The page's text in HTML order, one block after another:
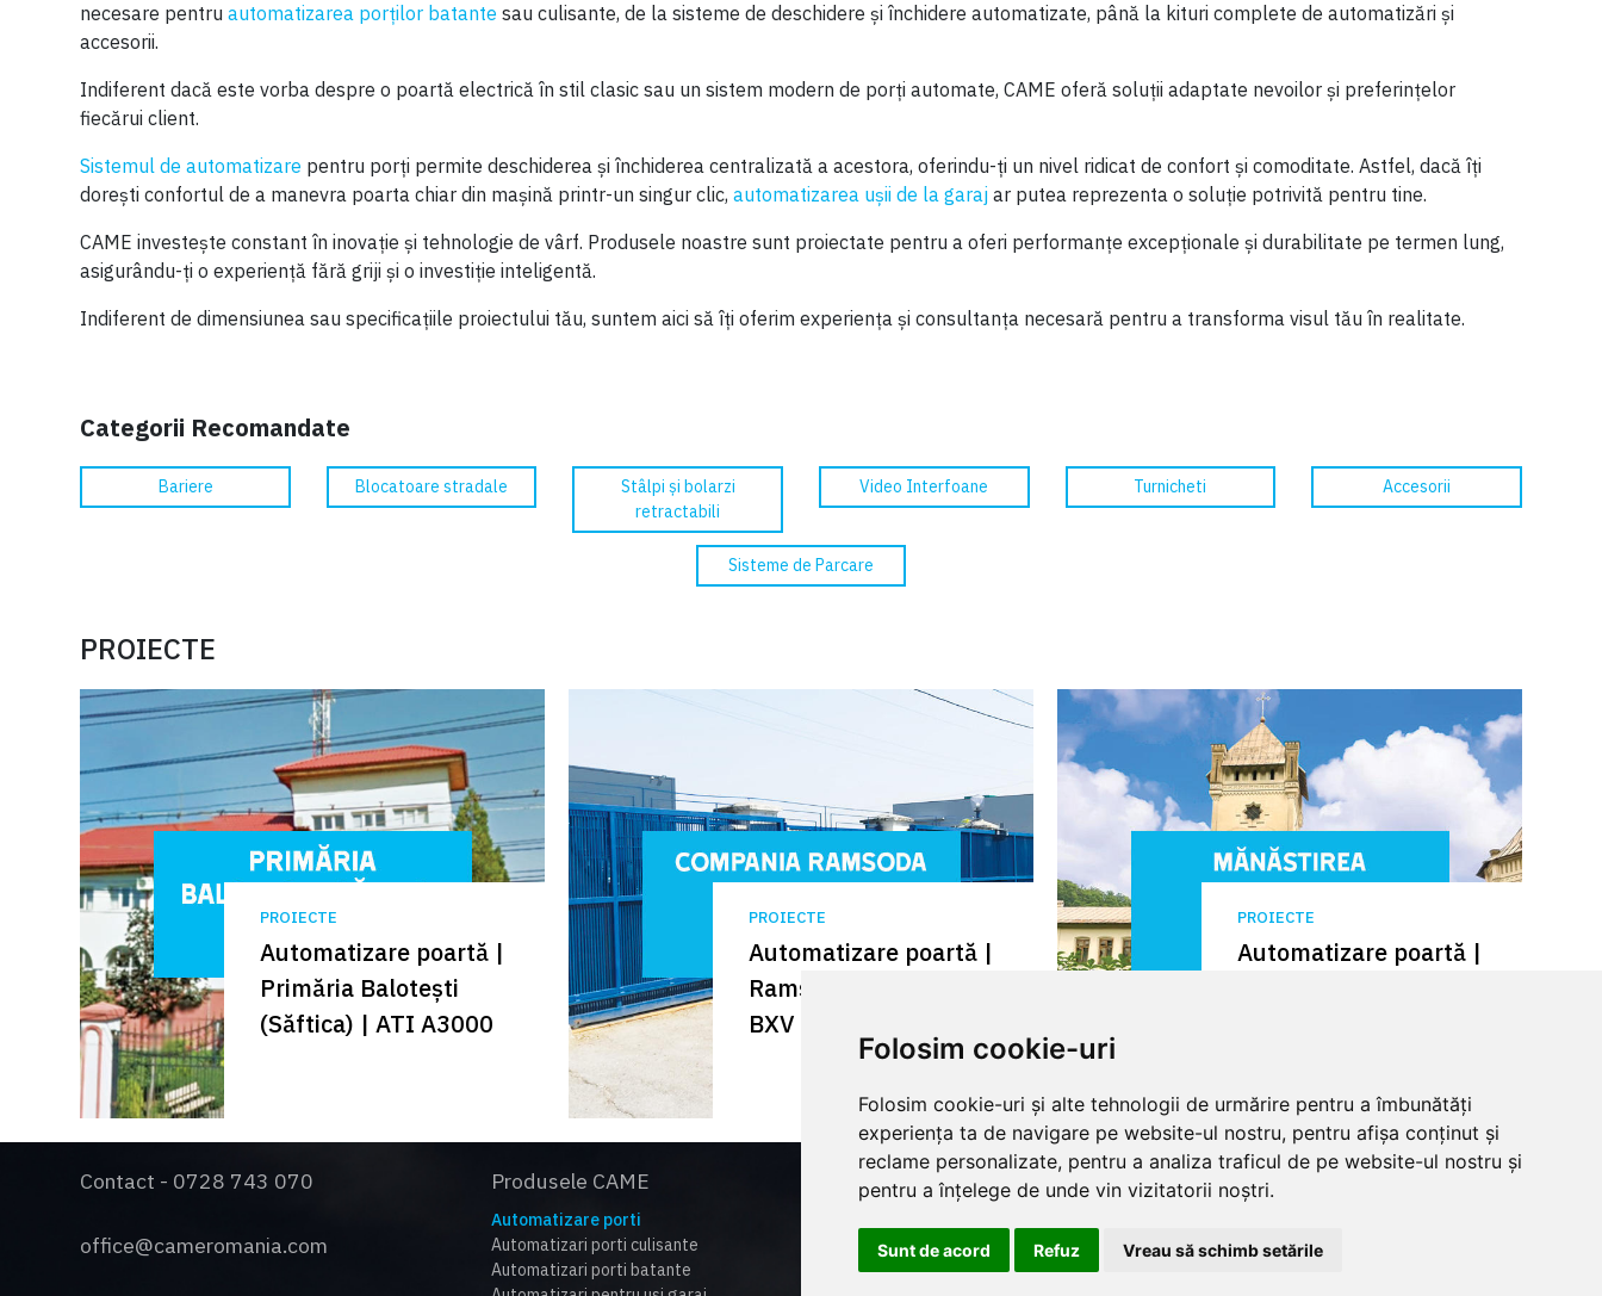
Folosim cookie-uri
Folosim cookie-uri și alte tehnologii de urmărire pentru a îmbunătăți
experiența ta de navigare pe website-ul nostru, pentru afișa conținut și
reclame personalizate, pentru a analiza traficul de pe website-ul nostru și
pentru a înțelege de unde vin vizitatorii noștri.
Sunt de acord Refuz Vreau să schimb setările
necesare pentruautomatizarea porților batante sau culisante, de la sisteme de deschidere și închidere automatizate, până la kituri complete de automatizări și
accesorii.
Indiferent dacă este vorba despre o poartă electrică în stil clasic sau un sistem modern de porți automate, CAME oferă soluții adaptate nevoilor și preferințelor
fiecărui client.
Sistemul de automatizare pentru porți permite deschiderea și închiderea centralizată a acestora, oferindu-ți un nivel ridicat de confort și comoditate. Astfel, dacă îți
dorești confortul de a manevra poarta chiar din mașină printr-un singur clic,automatizarea ușii de la garaj ar putea reprezenta o soluție potrivită pentru tine.
CAME investește constant în inovație și tehnologie de vârf. Produsele noastre sunt proiectate pentru a oferi performanțe excepționale și durabilitate pe termen lung,
asigurându-ți o experiență fără griji și o investiție inteligentă.
Indiferent de dimensiunea sau specificațiile proiectului tău, suntem aici să îți oferim experiența și consultanța necesară pentru a transforma visul tău în realitate.
Categorii Recomandate
Bariere Blocatoare stradale
Stâlpi și bolarzi
retractabili
Video Interfoane Turnicheti Accesorii
Sisteme de Parcare
PROIECTE
PROIECTE
Automatizare poartă |
Primăria Balotești
(Săftica) | ATI A3000
PROIECTE
Automatizare poartă |
Ramsoda Craiova |
BXV
PROIECTE
Automatizare poartă |
Contact - 0728 743 070
office@cameromania.com
Produsele CAME
Automatizare porti
Automatizari porti culisante
Automatizari porti batante
Suport
Lista preturi
Certificate
Informatii legale
Politica de confidentialitate